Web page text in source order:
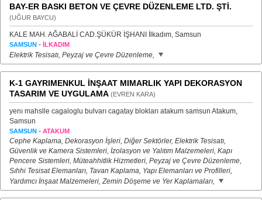
BAY-ER BASKI BETON VE ÇEVRE DÜZENLEME LTD. ŞTİ.
(UĞUR BAYCU)
KALE MAH. AĞABALİ CAD.ŞÜKÜR İŞHANI İlkadım, Samsun
SAMSUN - İLKADIM
Elektrik Tesisatı, Peyzaj ve Çevre Düzenleme,
K-1 GAYRIMENKUL İNŞAAT MIMARLIK YAPI DEKORASYON
TASARIM VE UYGULAMA (EVREN KARA)
yenı mahslle cagaloglu bulvarı cagatay blokları atakum samsun Atakum,
Samsun
SAMSUN - ATAKUM
Cephe Kaplama, Dekorasyon İşleri, Diğer Sektörler, Elektrik Tesisatı,
Güvenlik ve Kamera Sistemleri, İzolasyon ve Yalıtım Malzemeleri, Kapı
Pencere Sistemleri, Müteahhitlik Hizmetleri, Peyzaj ve Çevre Düzenleme,
Sıhhi Tesisat Elemanları, Tavan Kaplama, Yapı Elemanları ve Profilleri,
Yardımcı İnşaat Malzemeleri, Zemin Döşeme ve Yer Kaplamaları,